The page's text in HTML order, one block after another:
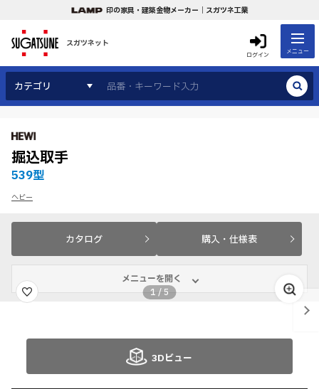
印の家具・建築金物メーカー｜スガツネ工業
スガツネット
ログイン メニュー
カテゴリ
掘込取手
539型
ヘビー
カタログ 購入・仕様表
メニューを開く
1 /5
3Dビュー